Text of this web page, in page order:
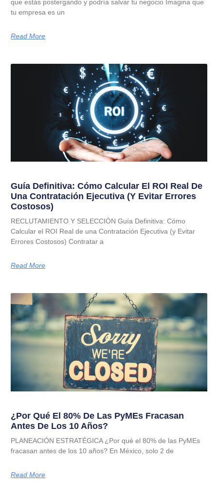
que estás postergando y podría salvar tu negocio Imagina que
tu empresa es un
Read More
Guía Definitiva: Cómo Calcular El ROI Real De
Una Contratación Ejecutiva (y Evitar Errores
Costosos)
RECLUTAMIENTO Y SELECCIÓN Guía Definitiva: Cómo
Calcular el ROI Real de una Contratación Ejecutiva (y Evitar
Errores Costosos) Contratar a
Read More
¿Por Qué El 80% De Las PyMEs Fracasan
Antes De Los 10 Años?
PLANEACIÓN ESTRATÉGICA ¿Por qué el 80% de las PyMEs
fracasan antes de los 10 años? En México, solo 2 de
Read More